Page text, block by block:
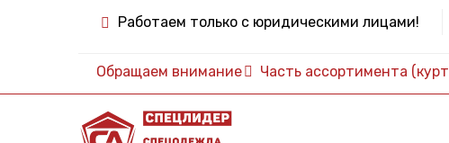
Работаем только с юридическими лицами!
Обращаем внимание Часть ассортимента